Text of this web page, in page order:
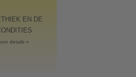
EN DE
details »